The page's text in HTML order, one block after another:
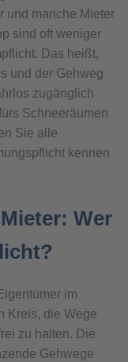
und manche Mieter
sind oft weniger
Das heißt,
und der Gehweg
zugänglich
Schneeräumen
Sie alle
kennen
Wer
im
Kreis, die Wege
zu halten. Die
Gehwege